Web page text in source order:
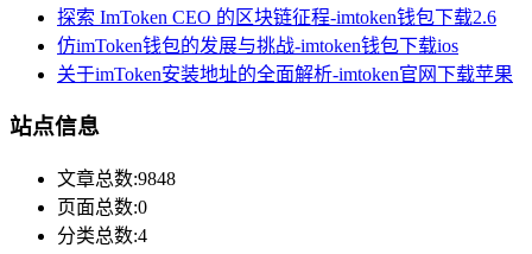
探索 ImToken CEO 的区块链征程-imtoken钱包下载2.6
仿imToken钱包的发展与挑战-imtoken钱包下载ios
关于imToken安装地址的全面解析-imtoken官网下载苹果
站点信息
文章总数:9848
页面总数:0
分类总数:4